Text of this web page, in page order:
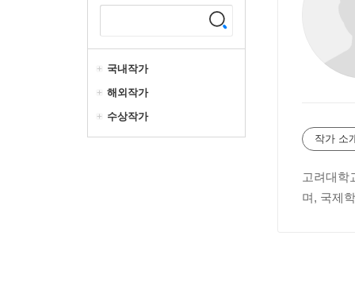
국내작가
해외작가
수상작가
작가 소
고려대학
며, 국제